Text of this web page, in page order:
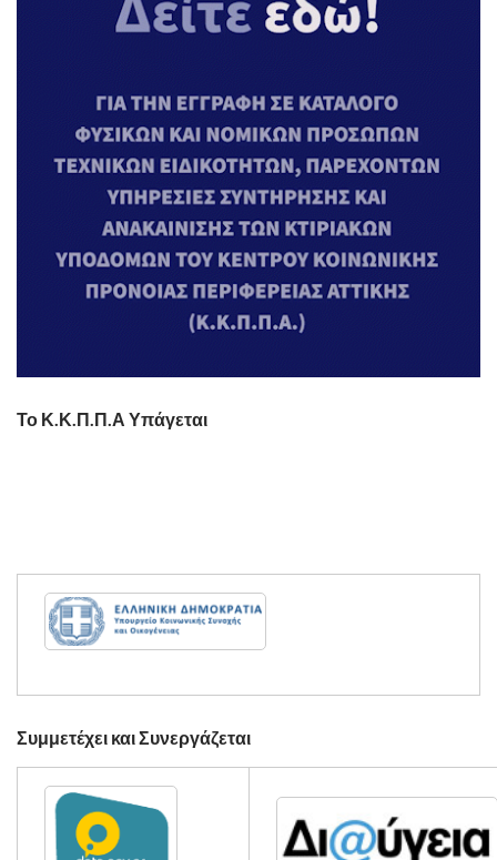
Το Κ.Κ.Π.Π.Α Υπάγεται
Συμμετέχει και Συνεργάζεται